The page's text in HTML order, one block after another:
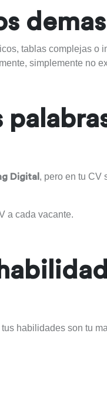
tablas complejas o
simplemente no
Digital , pero en tu CV
a cada vacante.
habilidades son tu